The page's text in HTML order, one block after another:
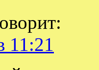
11:21